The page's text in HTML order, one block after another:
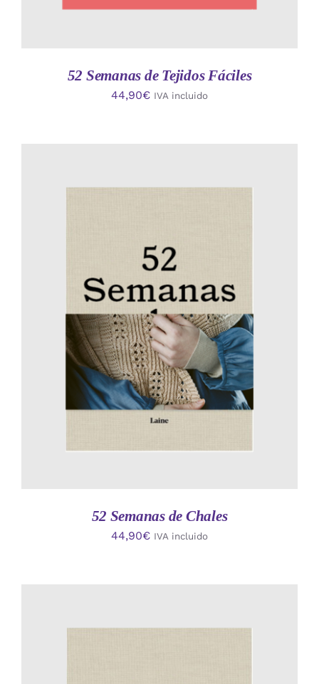
52 Semanas de Tejidos Fáciles
44,90€ IVA incluido
AÑADIR AL CARRITO
/
DETALLES
52 Semanas de Chales
44,90€ IVA incluido